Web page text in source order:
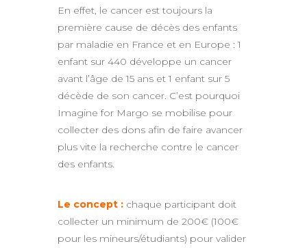
En effet, le cancer est toujours la
première cause de décès des enfants
par maladie en France et en Europe : 1
enfant sur 440 développe un cancer
avant l’âge de 15 ans et 1 enfant sur 5
décède de son cancer. C’est pourquoi
Imagine for Margo se mobilise pour
collecter des dons afin de faire avancer
plus vite la recherche contre le cancer
des enfants.
Le concept : chaque participant doit
collecter un minimum de 200€ (100€
pour les mineurs/étudiants) pour valider